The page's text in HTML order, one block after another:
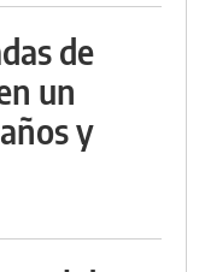
de
un
y